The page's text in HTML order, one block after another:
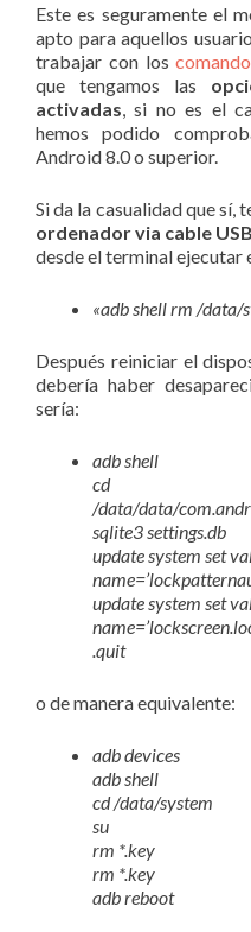
Este es seguramente el
apto para aquellos
trabajar con los
que tengamos las
activadas , si no es el
hemos podido
Android 8.0 o superior.
Si da la casualidad que sí,
ordenador via cable USB
desde el terminal ejecutar
«adb shell rm /data/
Después reiniciar el
debería haber
sería:
adb shell
cd
/data/data/
sqlite3 settings.db
update system set
name=’lockpattern
update system set
.quit
o de manera equivalente:
adb devices
adb shell
cd /data/system
su
rm *.key
rm *.key
adb reboot